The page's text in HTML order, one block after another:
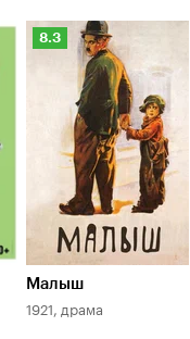
Рейтинг
Кинопоиска
8.3
Малыш
1921, драма